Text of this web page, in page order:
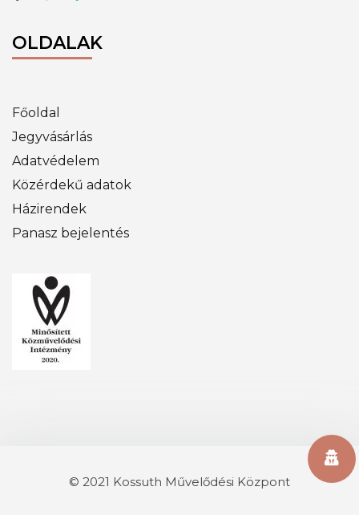
OLDALAK
Főoldal
Jegyvásárlás
Adatvédelem
Közérdekű adatok
Házirendek
Panasz bejelentés
© 2021 Kossuth Művelődési Központ